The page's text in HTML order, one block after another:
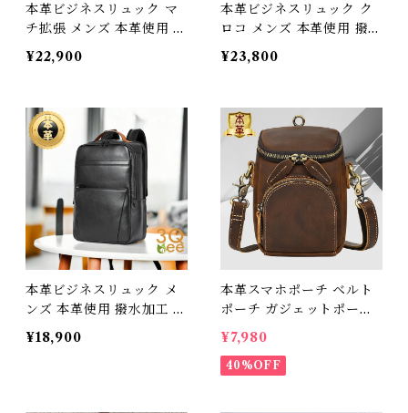
本革ビジネスリュック マ
チ拡張 メンズ 本革使用 撥
水加工 ビジネスリュック
サック 15.6インチ ワイド
料 プレゼント 父の日 266
748
¥22,900
本革ビジネスリュック ク
ロコ メンズ 本革使用 撥水
加工 ビジネスリュックサ
ック 15.6インチ ワイド A
プレゼント 267088_qz
¥23,800
本革ビジネスリュック メ
ンズ 本革使用 撥水加工 ビ
ジネスリュックサック 15.
6インチ ワイド A4サイズ
¥18,900
本革スマホポーチ ベルト
ポーチ ガジェットポーチ
メンズ ショルダーストラ
ップ アクセサリポーチ ウ
ェストバッグ ヒップバッ
¥7,980
40%OFF